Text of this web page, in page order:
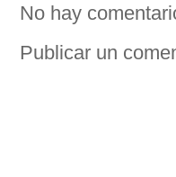
No hay
Publicar un